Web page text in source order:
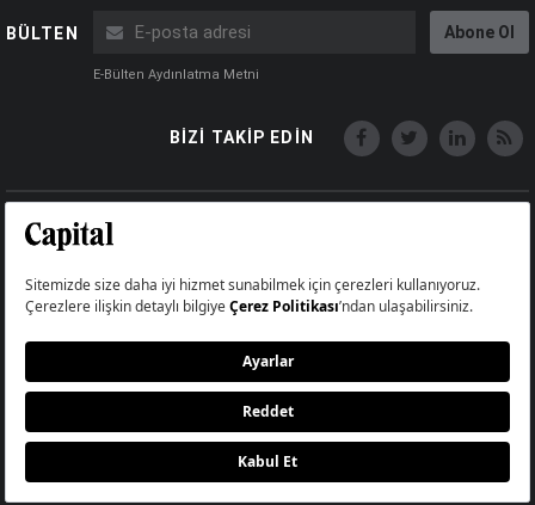
BÜLTEN Abone Ol
E-Bülten Aydınlatma Metni
BİZİ TAKİP EDİN
Big Medya Teknoloji A.Ş.
Üsküdar İstanbul Turkey